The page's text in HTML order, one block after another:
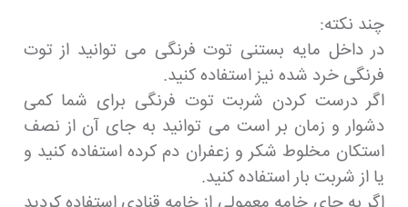
چند نکته:
در داخل مایه بستنی توت فرنگی می توانید از توت
فرنگی خرد شده نیز استفاده کنید.
اگر درست کردن شربت توت فرنگی برای شما کمی
دشوار و زمان بر است می توانید به جای آن از نصف
استکان مخلوط شکر و زعفران دم کرده استفاده کنید و
یا از شربت بار استفاده کنید.